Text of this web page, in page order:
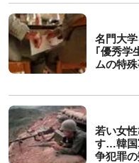
名門大
｢優秀学
ムの特
若い女
す…韓国
争犯罪の